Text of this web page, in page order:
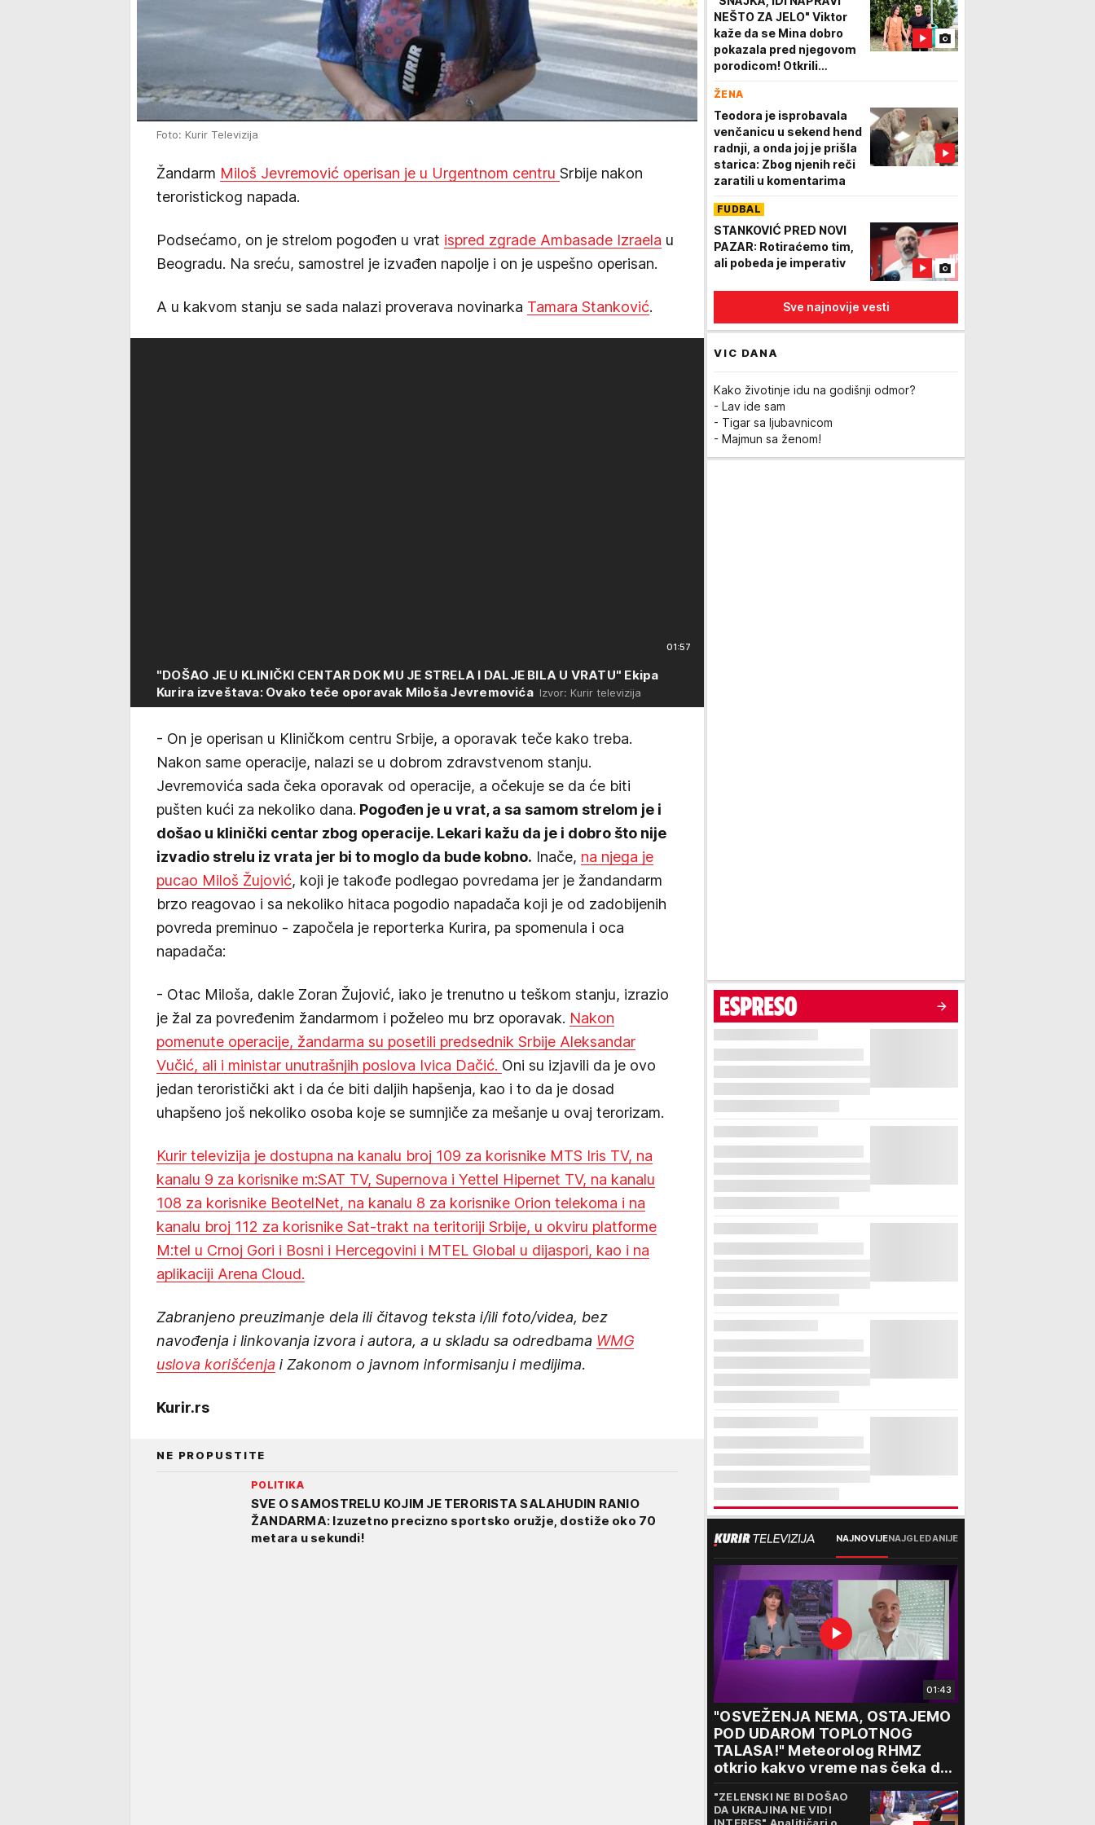
Foto: Kurir Televizija
Žandarm Miloš Jevremović operisan je u Urgentnom centru Srbije nakon
teroristickog napada.
Podsećamo, on je strelom pogođen u vrat ispred zgrade Ambasade Izraela u
Beogradu. Na sreću, samostrel je izvađen napolje i on je uspešno operisan.
A u kakvom stanju se sada nalazi proverava novinarka Tamara Stanković.
01:57
"DOŠAO JE U KLINIČKI CENTAR DOK MU JE STRELA I DALJE BILA U VRATU" Ekipa
Kurira izveštava: Ovako teče oporavak Miloša JevremovićaIzvor: Kurir televizija
- On je operisan u Kliničkom centru Srbije, a oporavak teče kako treba.
Nakon same operacije, nalazi se u dobrom zdravstvenom stanju.
Jevremovića sada čeka oporavak od operacije, a očekuje se da će biti
pušten kući za nekoliko dana. Pogođen je u vrat, a sa samom strelom je i
došao u klinički centar zbog operacije. Lekari kažu da je i dobro što nije
izvadio strelu iz vrata jer bi to moglo da bude kobno. Inače, na njega je
pucao Miloš Žujović, koji je takođe podlegao povredama jer je žandandarm
brzo reagovao i sa nekoliko hitaca pogodio napadača koji je od zadobijenih
povreda preminuo - započela je reporterka Kurira, pa spomenula i oca
napadača:
- Otac Miloša, dakle Zoran Žujović, iako je trenutno u teškom stanju, izrazio
je žal za povređenim žandarmom i poželeo mu brz oporavak. Nakon
pomenute operacije, žandarma su posetili predsednik Srbije Aleksandar
Vučić, ali i ministar unutrašnjih poslova Ivica Dačić. Oni su izjavili da je ovo
jedan teroristički akt i da će biti daljih hapšenja, kao i to da je dosad
uhapšeno još nekoliko osoba koje se sumnjiče za mešanje u ovaj terorizam.
Kurir televizija je dostupna na kanalu broj 109 za korisnike MTS Iris TV, na
kanalu 9 za korisnike m:SAT TV, Supernova i Yettel Hipernet TV, na kanalu
108 za korisnike BeotelNet, na kanalu 8 za korisnike Orion telekoma i na
kanalu broj 112 za korisnike Sat-trakt na teritoriji Srbije, u okviru platforme
M:tel u Crnoj Gori i Bosni i Hercegovini i MTEL Global u dijaspori, kao i na
aplikaciji Arena Cloud.
Zabranjeno preuzimanje dela ili čitavog teksta i/ili foto/videa, bez
navođenja i linkovanja izvora i autora, a u skladu sa odredbama WMG
uslova korišćenja i Zakonom o javnom informisanju i medijima.
Kurir.rs
NE PROPUSTITE
POLITIKA
SVE O SAMOSTRELU KOJIM JE TERORISTA SALAHUDIN RANIO
ŽANDARMA: Izuzetno precizno sportsko oružje, dostiže oko 70
metara u sekundi!
NEŠTO ZA JELO" Viktor
kaže da se Mina dobro
pokazala pred njegovom
porodicom! Otkrili
životu
ŽENA
Teodora je isprobavala
venčanicu u sekend hend
radnji, a onda joj je prišla
starica: Zbog njenih reči
zaratili u komentarima
FUDBAL
STANKOVIĆ PRED NOVI
PAZAR: Rotiraćemo tim,
ali pobeda je imperativ
Sve najnovije vesti
VIC DANA
Kako životinje idu na godišnji odmor?
- Lav ide sam
- Tigar sa ljubavnicom
- Majmun sa ženom!
NAJNOVIJENAJGLEDANIJE
01:43
"OSVEŽENJA NEMA, OSTAJEMO
POD UDAROM TOPLOTNOG
TALASA!" Meteorolog RHMZ
otkrio kakvo vreme nas čeka do
kraja avgusta
"ZELENSKI NE BI DOŠAO
DA UKRAJINA NE VIDI
INTERES" Analitičari o